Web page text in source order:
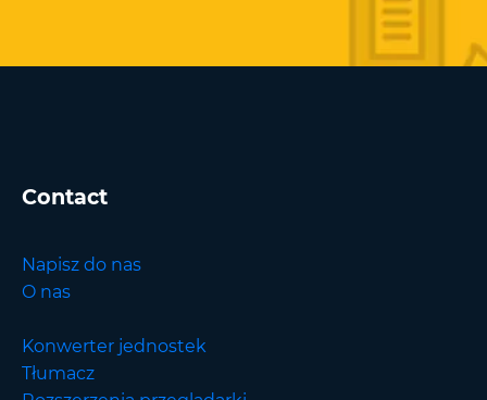
Contact
Napisz do nas
O nas
Konwerter jednostek
Tłumacz